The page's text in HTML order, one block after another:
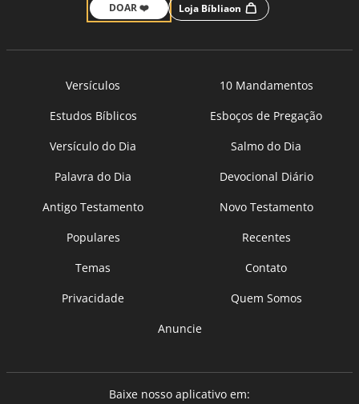
DOAR ❤️ Loja Bíbliaon
Versículos
10 Mandamentos
Estudos Bíblicos
Esboços de Pregação
Versículo do Dia
Salmo do Dia
Palavra do Dia
Devocional Diário
Antigo Testamento
Novo Testamento
Populares
Recentes
Temas
Contato
Privacidade
Quem Somos
Anuncie
Baixe nosso aplicativo em: